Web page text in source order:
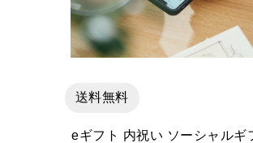
送料無料
eギフト 内祝い ソーシャルギ